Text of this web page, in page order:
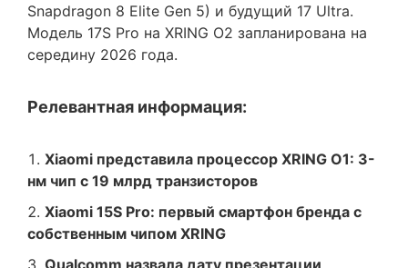
Snapdragon 8 Elite Gen 5) и будущий 17 Ultra.
Модель 17S Pro на XRING O2 запланирована на
середину 2026 года.
Релевантная информация:
Xiaomi представила процессор XRING O1: 3-
нм чип с 19 млрд транзисторов
Xiaomi 15S Pro: первый смартфон бренда с
собственным чипом XRING
Qualcomm назвала дату презентации